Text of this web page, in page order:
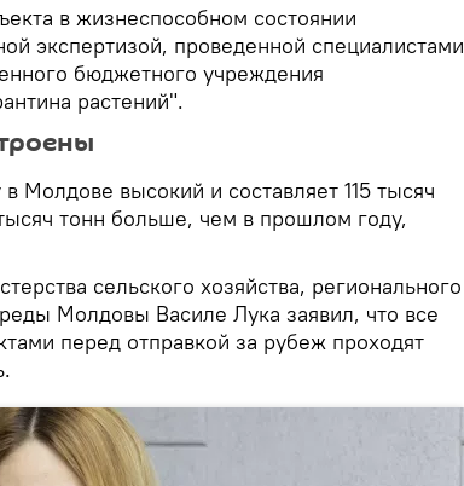
в жизнеспособном состоянии
экспертизой, проведенной специалистами
бюджетного учреждения
растений".
Молдове высокий и составляет 115 тысяч
тонн больше, чем в прошлом году,
сельского хозяйства, регионального
Молдовы Василе Лука заявил, что все
перед отправкой за рубеж проходят